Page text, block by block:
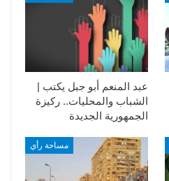
عبد المنعم أبو جبل يكتب |
الشباب والمحليات.. ركيزة
الجمهورية الجديدة
مساحة رأي